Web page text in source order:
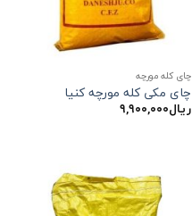
چای کله مورچه
چای مکی کله مورچه کنیا
ریال۹,۹۰۰,۰۰۰